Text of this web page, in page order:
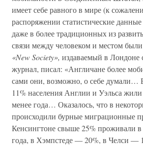
имеет себе равного в мире (к
распоряжении статистические
даже в более традиционных из
связи между человеком и местом
«New Society», издаваемый в Лондоне
журнал, писал: «Англичане более
сами они, возможно, о себе думали…
11% населения Англии и Уэльса
менее года… Оказалось, что в
происходили бурные миграционные
Кенсингтоне свыше 25% проживали
года, в Хэмпстеде — 20%, в Челси —